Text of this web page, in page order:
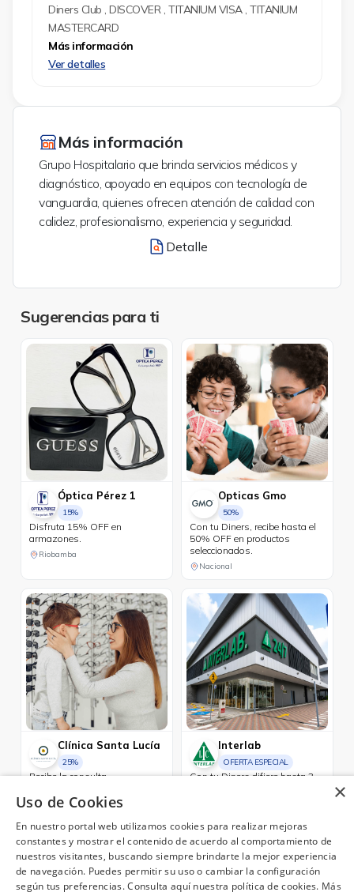
Diners Club , DISCOVER , TITANIUM VISA , TITANIUM
MASTERCARD
Más información
Ver detalles
Más información
Grupo Hospitalario que brinda servicios médicos y
diagnóstico, apoyado en equipos con tecnología de
vanguardia, quienes ofrecen atención de calidad con
calidez, profesionalismo, experiencia y seguridad.
Detalle
Sugerencias para ti
Óptica Pérez 1
15%
Disfruta 15% OFF en
armazones.
Riobamba
Opticas Gmo
50%
Con tu Diners, recibe hasta el
50% OFF en productos
seleccionados.
Nacional
Clínica Santa Lucía
25%
Recibe la consulta
USD 60, que incluye evaluación
descuento en lentes oftálmicos
de armazón. 10% de
descuento en lentes de
contacto. 25% de descuento en
exámenes complementarios.
15% de descuento en cirugías
Interlab
OFERTA ESPECIAL
Con tu Diners difiere hasta 3
×
Uso de Cookies
En nuestro portal web utilizamos cookies para realizar mejoras
constantes y mostrar el contenido de acuerdo al comportamiento de
nuestros visitantes, buscando siempre brindarte la mejor experiencia
de navegación. Puedes permitir su uso o cambiar la configuración
según tus preferencias. Consulta aquí nuestra política de cookies. Más